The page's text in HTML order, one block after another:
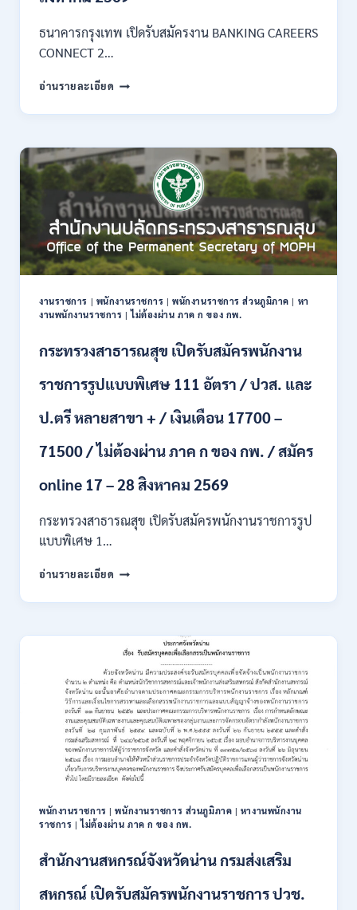
–
ธนาคารกรุงเทพ เปิดรับสมัครงาน BANKING CAREERS
CONNECT 2…
อ่านรายละเอียด ธนาคาร
เปิด
สมัคร
งาน
40
ตำแหน่ง
/
ปริญญา
ตรี
หลาย
ขึ้น
ไป
ยินดี
นักศึกษา
ใหม่
สมัคร
8
งานราชการ | พนักงานราชการ |พนักงานราชการ ส่วนภูมิภาค | หา
งานพนักงานราชการ |ไม่ต้องผ่าน ภาค ก ของ กพ.
กระทรวงสาธารณสุข เปิดรับสมัครพนักงาน
ราชการรูปแบบพิเศษ 111 อัตรา / ปวส. และ
ป.ตรี หลายสาขา + / เงินเดือน 17700 –
71500 / ไม่ต้องผ่าน ภาค ก ของ กพ. / สมัคร
online 17 – 28 สิงหาคม 2569
กระทรวงสาธารณสุข เปิดรับสมัครพนักงานราชการรูป
แบบพิเศษ 1…
อ่านรายละเอียด กระทรวง
เปิด
สมัคร
พนักงาน
ราชการ
รูป
แบบ
พิเศษ
111
อัตรา
/
ปวส.
ป.ตรี
หลาย
+
เงิน
พนักงานราชการ |พนักงานราชการ ส่วนภูมิภาค | หางานพนักงาน
ราชการ |ไม่ต้องผ่าน ภาค ก ของ กพ.
สำนักงานสหกรณ์จังหวัดน่าน กรมส่งเสริม
สหกรณ์ เปิดรับสมัครพนักงานราชการ ปวช.